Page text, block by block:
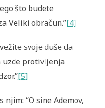
što budete
Veliki obračun.”[4]
svoje duše da
uzde protivljenja
[5]
njim: “O sine Ademov,